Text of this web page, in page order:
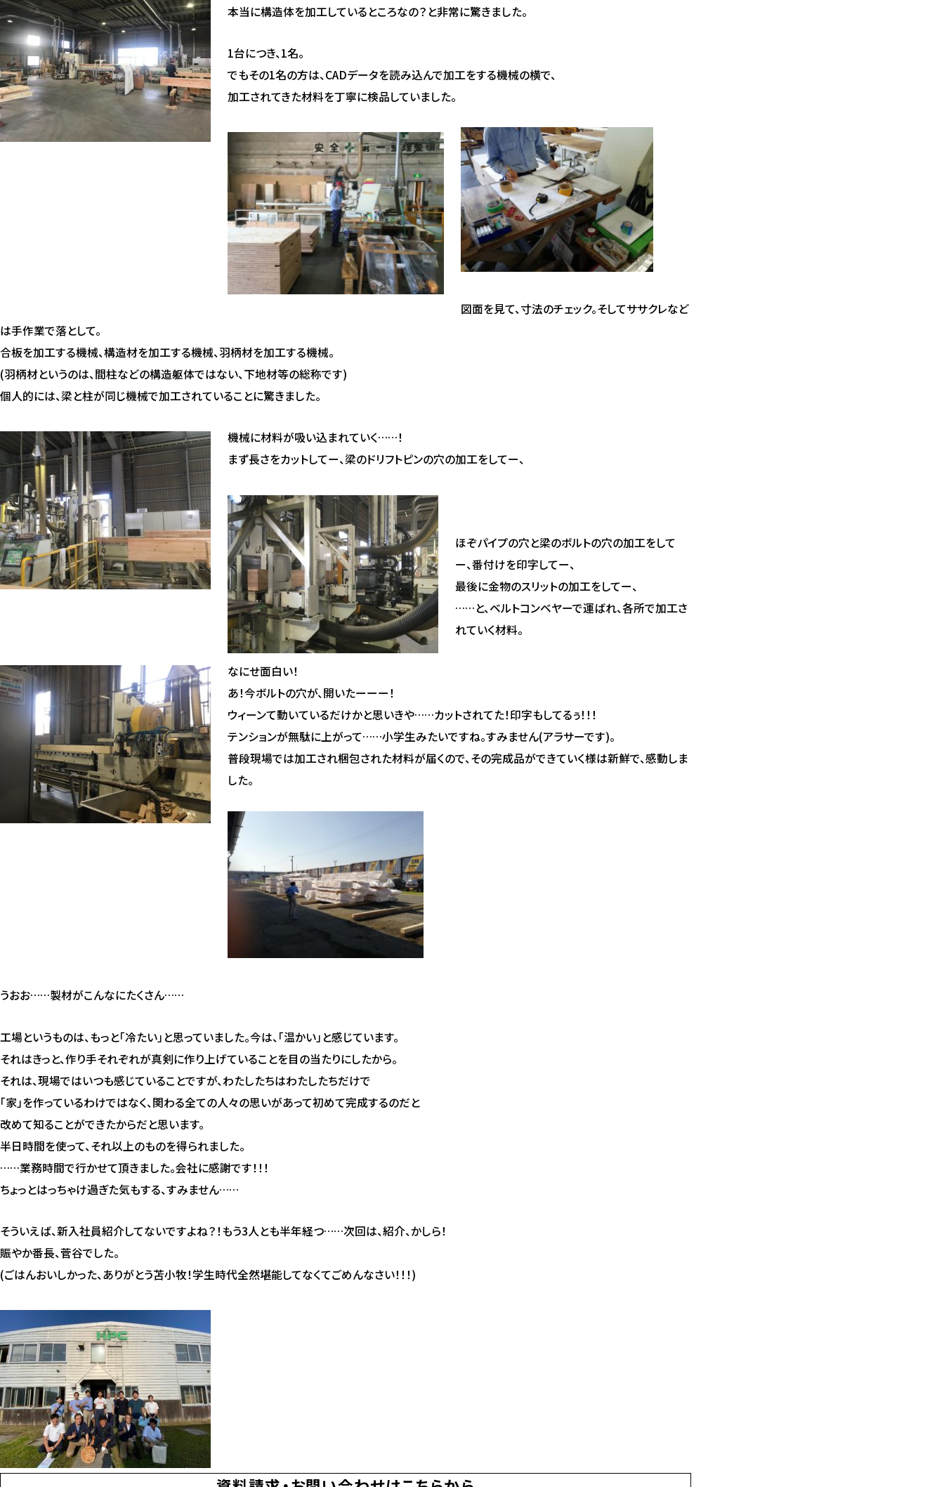
本当に構造体を加工しているところなの？と非常に驚きました。
1台につき、1名。
でもその1名の方は、CADデータを読み込んで加工をする機械の横で、
加工されてきた材料を丁寧に検品していました。
図面を見て、寸法のチェック。そしてササクレなど
は手作業で落として。
合板を加工する機械、構造材を加工する機械、羽柄材を加工する機械。
(羽柄材というのは、間柱などの構造躯体ではない、下地材等の総称です)
個人的には、梁と柱が同じ機械で加工されていることに驚きました。
機械に材料が吸い込まれていく……！
まず長さをカットしてー、梁のドリフトピンの穴の加工をしてー、
ほぞパイプの穴と梁のボルトの穴の加工をして
ー、番付けを印字してー、
最後に金物のスリットの加工をしてー、
……と、ベルトコンベヤーで運ばれ、各所で加工さ
れていく材料。
なにせ面白い！
あ！今ボルトの穴が、開いたーーー！
ウィーンて動いているだけかと思いきや……カットされてた！印字もしてるぅ！！！
テンションが無駄に上がって……小学生みたいですね。すみません(アラサーです)。
普段現場では加工され梱包された材料が届くので、その完成品ができていく様は新鮮で、感動しま
した。
うおお……製材がこんなにたくさん……
工場というものは、もっと「冷たい」と思っていました。今は、「温かい」と感じています。
それはきっと、作り手それぞれが真剣に作り上げていることを目の当たりにしたから。
それは、現場ではいつも感じていることですが、わたしたちはわたしたちだけで
「家」を作っているわけではなく、関わる全ての人々の思いがあって初めて完成するのだと
改めて知ることができたからだと思います。
半日時間を使って、それ以上のものを得られました。
……業務時間で行かせて頂きました。会社に感謝です！！！
ちょっとはっちゃけ過ぎた気もする、すみません……
そういえば、新入社員紹介してないですよね？！もう3人とも半年経つ……次回は、紹介、かしら！
賑やか番長、菅谷でした。
(ごはんおいしかった、ありがとう苫小牧！学生時代全然堪能してなくてごめんなさい！！！)